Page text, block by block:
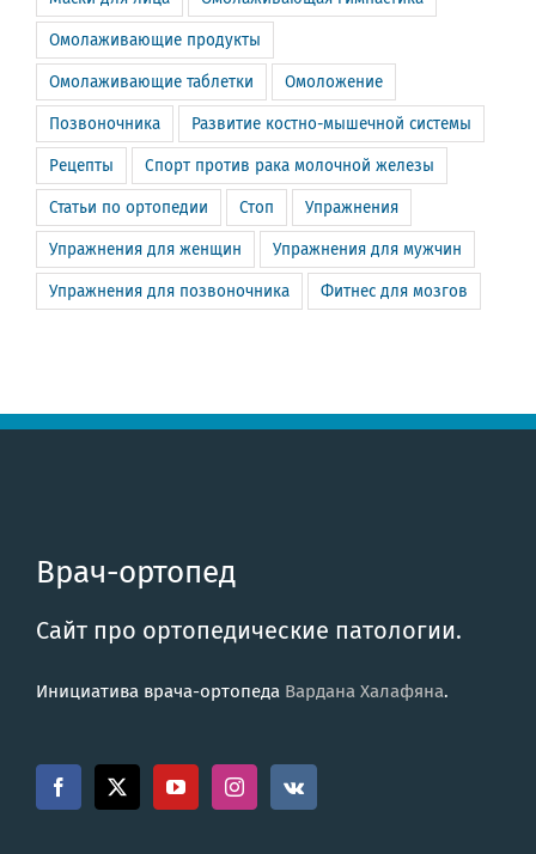
Омолаживающие продукты
Омолаживающие таблетки Омоложение
Позвоночника Развитие костно-мышечной системы
Рецепты Спорт против рака молочной железы
Статьи по ортопедии Стоп Упражнения
Упражнения для женщин Упражнения для мужчин
Упражнения для позвоночника Фитнес для мозгов
Врач-ортопед
Сайт про ортопедические патологии.
Инициатива врача-ортопеда Вардана Халафяна.